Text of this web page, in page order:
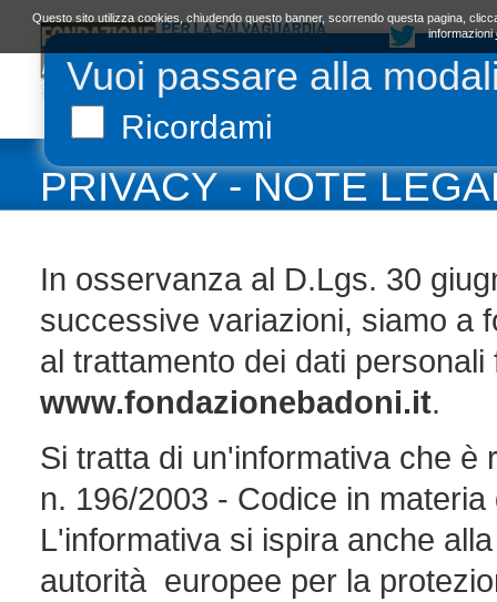
Vuoi passare alla
Ricordami
LA FONDAZIONE
PRIVACY - NOTE
In osservanza al D.Lgs. 30
successive variazioni, siamo a
al trattamento dei dati
www.fondazionebadoni.it.
Si tratta di un'informativa che è
n. 196/2003 - Codice in
L'informativa si ispira anche
autorità europee per la
Questo sito utilizza cookies, chiudendo questo banner, scorrendo questa pagina,
informazioni